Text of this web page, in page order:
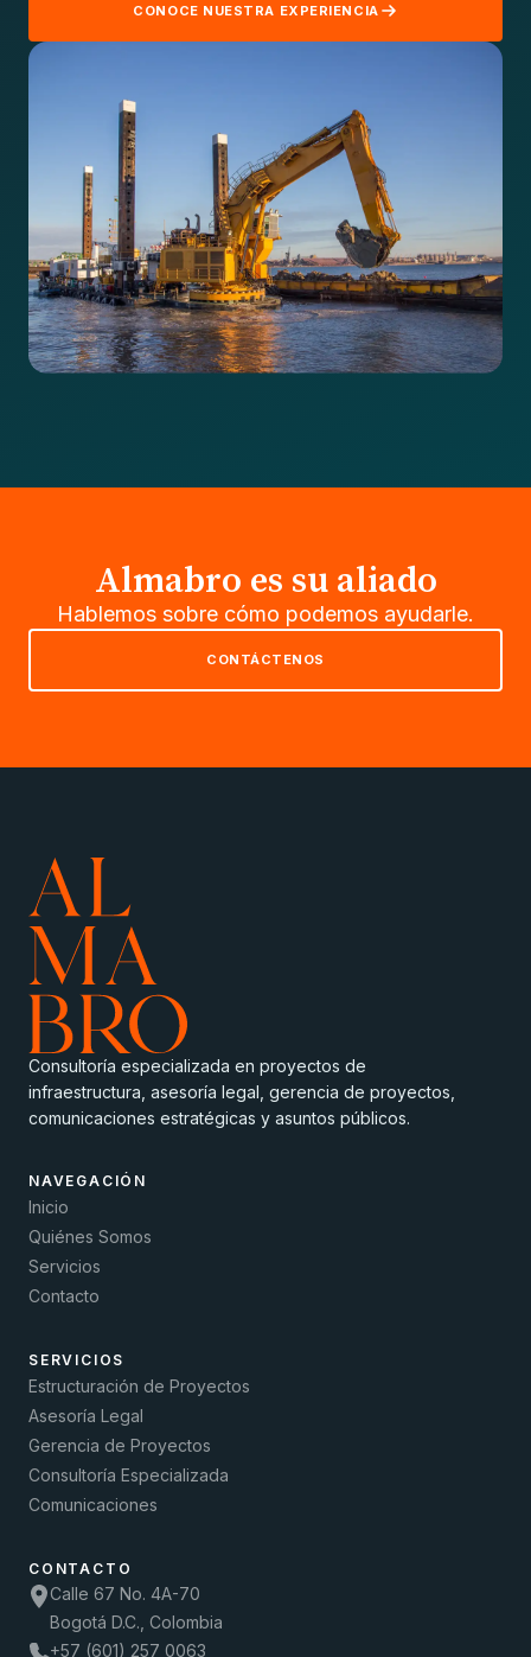
CONOCE NUESTRA EXPERIENCIA
Almabro es su aliado
Hablemos sobre cómo podemos ayudarle.
CONTÁCTENOS
Consultoría especializada en proyectos de
infraestructura, asesoría legal, gerencia de proyectos,
comunicaciones estratégicas y asuntos públicos.
NAVEGACIÓN
Inicio
Quiénes Somos
Servicios
Contacto
SERVICIOS
Estructuración de Proyectos
Asesoría Legal
Gerencia de Proyectos
Consultoría Especializada
Comunicaciones
CONTACTO
Calle 67 No. 4A-70
Bogotá D.C., Colombia
+57 (601) 257 0063